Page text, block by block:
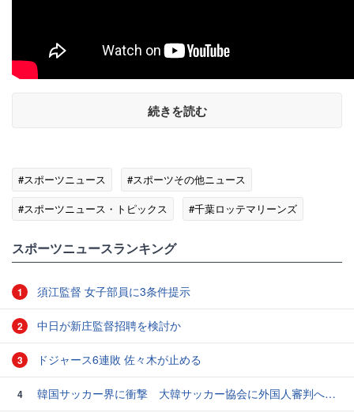
続きを読む
#スポーツニュース
#スポーツその他ニュース
#スポーツニュース・トピックス
#千葉ロッテマリーンズ
スポーツニュースランキング
1 須江監督 女子部員に3条件提示
2 中日が新庄監督招聘を検討か
3 ドジャース6連敗 佐々木が止める
4 韓国サッカー界に衝撃 大韓サッカー協会に外国人審判への“性的接待”疑惑 韓国メディアが報道